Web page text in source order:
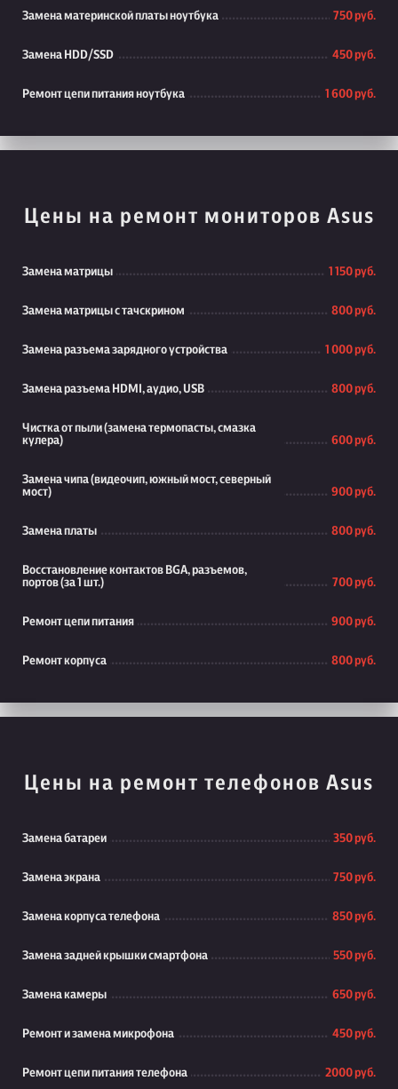
Замена материнской платы ноутбука 750 руб.
Замена HDD/SSD 450 руб.
Ремонт цепи питания ноутбука 1 600 руб.
Цены на ремонт мониторов Asus
Замена матрицы 1 150 руб.
Замена матрицы с тачскрином 800 руб.
Замена разъема зарядного устройства 1 000 руб.
Замена разъема HDMI, аудио, USB 800 руб.
Чистка от пыли (замена термопасты, смазка
кулера)
600 руб.
Замена чипа (видеочип, южный мост, северный
мост)
900 руб.
Замена платы 800 руб.
Восстановление контактов BGA, разъемов,
портов (за 1 шт.)
700 руб.
Ремонт цепи питания 900 руб.
Ремонт корпуса 800 руб.
Цены на ремонт телефонов Asus
Замена батареи 350 руб.
Замена экрана 750 руб.
Замена корпуса телефона 850 руб.
Замена задней крышки смартфона 550 руб.
Замена камеры 650 руб.
Ремонт и замена микрофона 450 руб.
Ремонт цепи питания телефона 2000 руб.